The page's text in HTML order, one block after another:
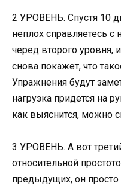
2 УРОВЕНЬ. Спустя 10
неплох справляетесь с
черед второго уровня,
снова покажет, что
Упражнения будут
нагрузка придется на
как выяснится, можно
3 УРОВЕНЬ. А вот
относительной
предыдущих, он просто